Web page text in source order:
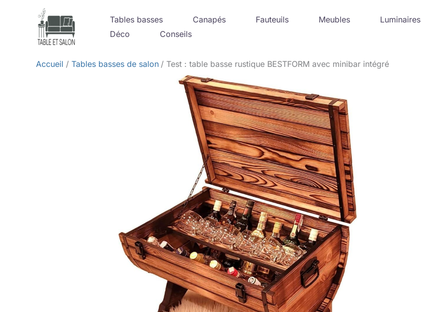
Tables basses Canapés Fauteuils Meubles Luminaires
Déco
Conseils
Accueil Tables basses de salon Test : table basse rustique BESTFORM avec minibar intégré